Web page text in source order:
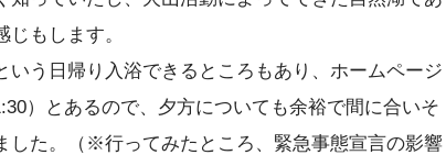
もします。
う日帰り入浴できるところもあり、ホームページ
）とあるので、夕方についても余裕で間に合いそ
した。（※行ってみたところ、緊急事態宣言の影響